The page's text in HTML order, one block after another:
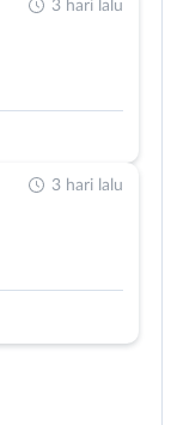
3 hari lalu
3 hari lalu